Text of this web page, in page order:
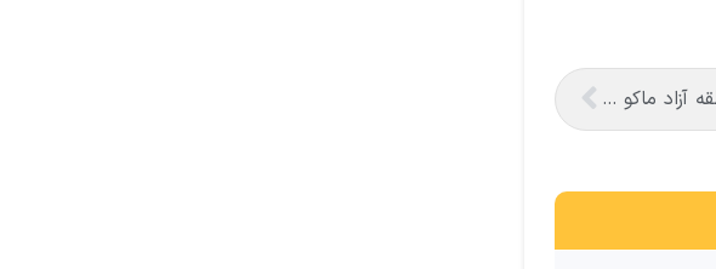
امضای تفاهم‌نامه همکاری میان سازمان منطقه آزاد ماکو و بنیاد مسکن انقلاب اسلامی آذربایجان‌غربی